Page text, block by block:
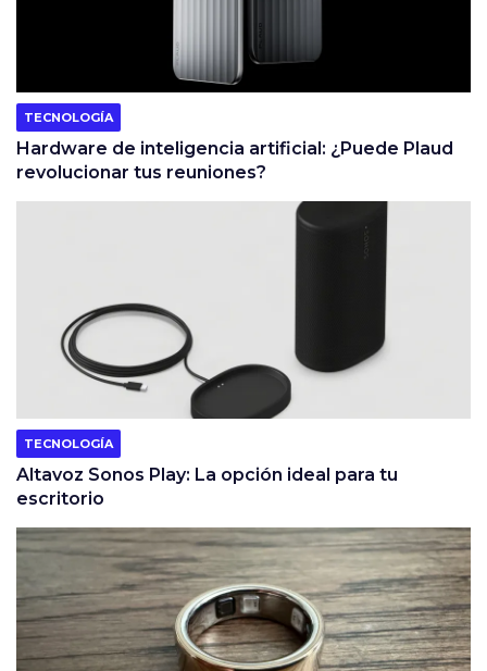
TECNOLOGÍA
Hardware de inteligencia artificial: ¿Puede Plaud
revolucionar tus reuniones?
TECNOLOGÍA
Altavoz Sonos Play: La opción ideal para tu
escritorio